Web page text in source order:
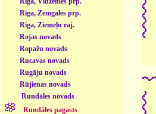
Rīga, Zemgales prp.
Rīga, Ziemeļu raj.
Rojas novads
Ropažu novads
Rucavas novads
Rugāju novads
Rūjienas novads
Rundāles novads
Rundāles pagasts